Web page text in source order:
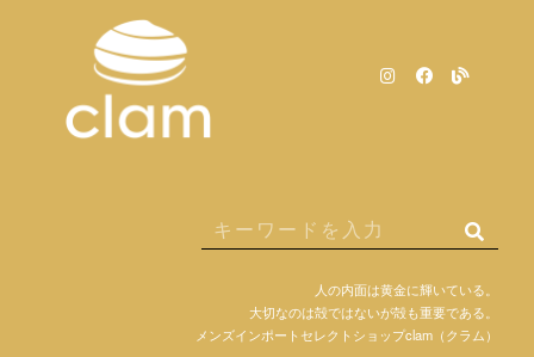
人の内面は黄金に輝いている。
大切なのは殻ではないが殻も重要である。
メンズインポートセレクトショップclam（クラム）